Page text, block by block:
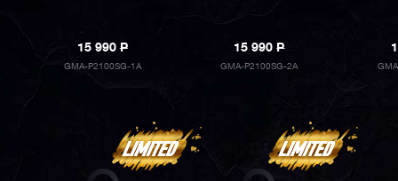
15 990P
GMA-P2100SG-1A
15 990P
GMA-P2100SG-2A